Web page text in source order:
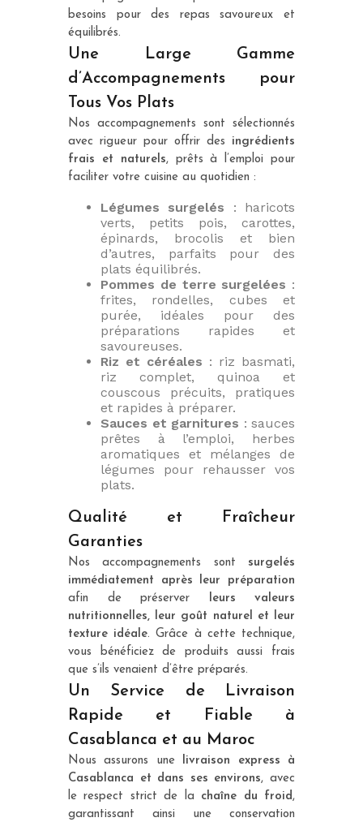
besoins pour des repas savoureux et
équilibrés.
Une Large Gamme
d’Accompagnements pour
Tous Vos Plats
Nos accompagnements sont sélectionnés
avec rigueur pour offrir des ingrédients
frais et naturels, prêts à l’emploi pour
faciliter votre cuisine au quotidien :
Légumes surgelés : haricots
verts, petits pois, carottes,
épinards, brocolis et bien
d’autres, parfaits pour des
plats équilibrés.
Pommes de terre surgelées :
frites, rondelles, cubes et
purée, idéales pour des
préparations rapides et
savoureuses.
Riz et céréales : riz basmati,
riz complet, quinoa et
couscous précuits, pratiques
et rapides à préparer.
Sauces et garnitures : sauces
prêtes à l’emploi, herbes
aromatiques et mélanges de
légumes pour rehausser vos
plats.
Qualité et Fraîcheur
Garanties
Nos accompagnements sont surgelés
immédiatement après leur préparation
afin de préserver leurs valeurs
nutritionnelles, leur goût naturel et leur
texture idéale. Grâce à cette technique,
vous bénéficiez de produits aussi frais
que s’ils venaient d’être préparés.
Un Service de Livraison
Rapide et Fiable à
Casablanca et au Maroc
Nous assurons une livraison express à
Casablanca et dans ses environs, avec
le respect strict de la chaîne du froid,
garantissant ainsi une conservation